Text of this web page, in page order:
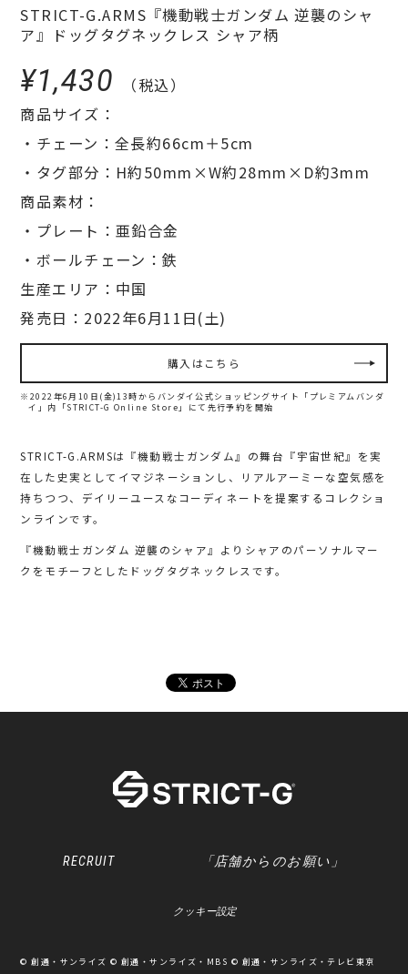
STRICT-G.ARMS『機動戦士ガンダム 逆襲のシャ
ア』ドッグタグネックレス シャア柄
¥1,430
（税込）
商品サイズ：
・チェーン：全長約66cm＋5cm
・タグ部分：H約50mm×W約28mm×D約3mm
商品素材：
・プレート：亜鉛合金
・ボールチェーン：鉄
生産エリア：中国
発売日：2022年6月11日(土)
購入はこちら
※2022年6月10日(金)13時からバンダイ公式ショッピングサイト「プレミアムバンダ
イ」内
「STRICT-G Online Store」にて先行予約を開始
STRICT-G.ARMSは『機動戦士ガンダム』の舞台『宇宙世紀』を実
在した史実としてイマジネーションし、リアルアーミーな空気感を
持ちつつ、デイリーユースなコーディネートを提案するコレクショ
ンラインです。
『機動戦士ガンダム 逆襲のシャア』よりシャアのパーソナルマー
クをモチーフとしたドッグタグネックレスです。
RECRUIT 「店舗からのお願い」
クッキー設定
© 創通・サンライズ © 創通・サンライズ・MBS © 創通・サンライズ・テレビ東京